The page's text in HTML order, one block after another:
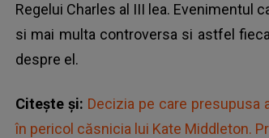
Regelui Charles al III lea. Evenimentul
si mai multa controversa si astfel
despre el.
Citește și: Decizia pe care presupusa
în pericol căsnicia lui Kate Middleton.